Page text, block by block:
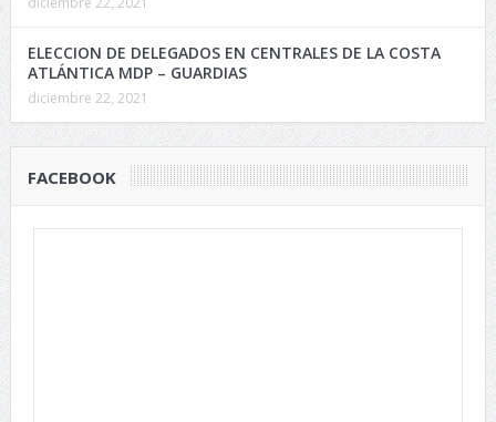
ELECCION DE DELEGADOS EN CENTRALES DE LA COSTA
ATLÁNTICA MDP – GUARDIAS
diciembre 22, 2021
FACEBOOK